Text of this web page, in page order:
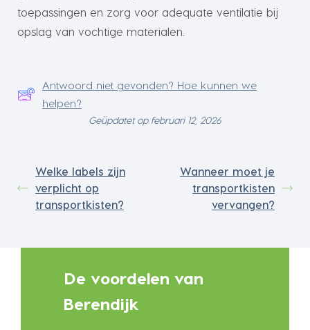
toepassingen en zorg voor adequate ventilatie bij
opslag van vochtige materialen.
Antwoord niet gevonden? Hoe kunnen we
helpen?
Geüpdatet op februari 12, 2026
Welke labels zijn
verplicht op
transportkisten?
Wanneer moet je
transportkisten
vervangen?
De voordelen van
Berendijk